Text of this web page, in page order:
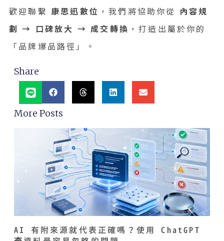
歡迎聯繫 康思迅數位 ，我們將協助你從 內容規
劃 → 口碑放大 → 成交轉換 ，打造出屬於你的
「品牌爆品路徑」。
Share
More Posts
AI 有附來源就代表正確嗎？使用 ChatGPT